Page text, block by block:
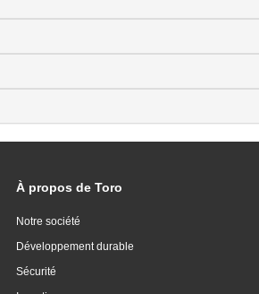
À propos de Toro
Notre société
Développement durable
Sécurité